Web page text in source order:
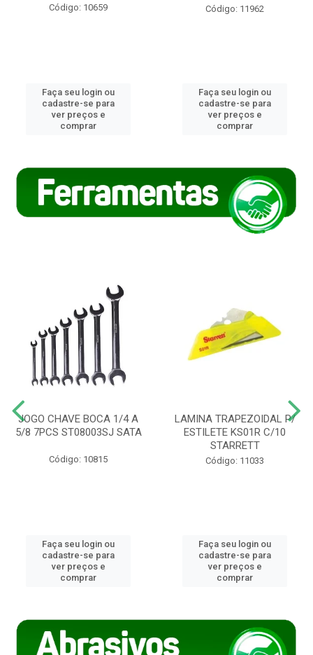
Código: 10659
Faça seu login ou
cadastre-se para
ver preços e
comprar
Código: 11962
Faça seu login ou
cadastre-se para
ver preços e
comprar
JOGO CHAVE BOCA 1/4 A
5/8 7PCS ST08003SJ SATA
Código: 10815
Faça seu login ou
cadastre-se para
ver preços e
comprar
LAMINA TRAPEZOIDAL P/
ESTILETE KS01R C/10
STARRETT
Código: 11033
Faça seu login ou
cadastre-se para
ver preços e
comprar